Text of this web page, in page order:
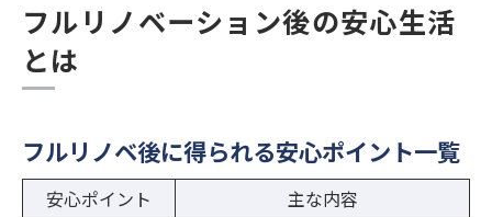
フルリノベーション後の安心生活
とは
フルリノベ後に得られる安心ポイント一覧
安心ポイント
主な内容